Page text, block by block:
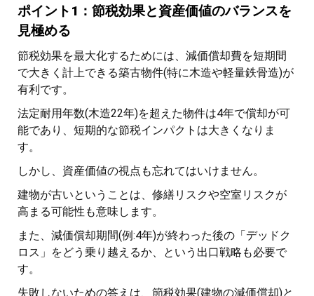
ポイント1：節税効果と資産価値のバランスを
見極める
節税効果を最大化するためには、減価償却費を短期間
で大きく計上できる築古物件(特に木造や軽量鉄骨造)が
有利です。
法定耐用年数(木造22年)を超えた物件は4年で償却が可
能であり、短期的な節税インパクトは大きくなりま
す。
しかし、資産価値の視点も忘れてはいけません。
建物が古いということは、修繕リスクや空室リスクが
高まる可能性も意味します。
また、減価償却期間(例:4年)が終わった後の「デッドク
ロス」をどう乗り越えるか、という出口戦略も必要で
す。
失敗しないための答えは、節税効果(建物の減価償却)と